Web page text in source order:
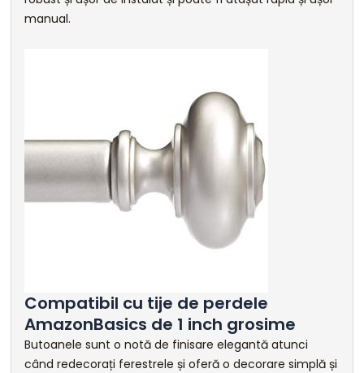
manual.
Compatibil cu tije de perdele
AmazonBasics de 1 inch grosime
Butoanele sunt o notă de finisare elegantă atunci
când redecorați ferestrele și oferă o decorare simplă și